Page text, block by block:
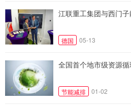
江联重工集团与西门
德国 05-13
全国首个地市级资源
节能减排 01-02